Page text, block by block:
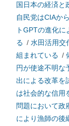
国日本の経済と
自民党はCIAか
トGPTの進化
る / 水田活用交
組まれている /
円が使途不明な
出による改革を
は社会的な信用
問題において政
により漁師の後